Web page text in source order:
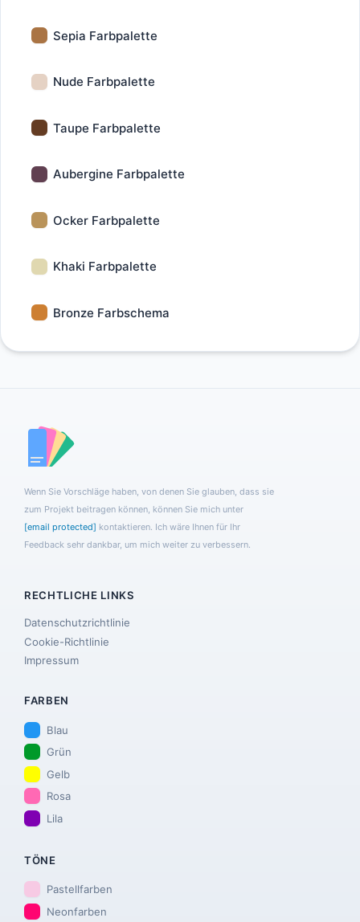
Sepia Farbpalette
Nude Farbpalette
Taupe Farbpalette
Aubergine Farbpalette
Ocker Farbpalette
Khaki Farbpalette
Bronze Farbschema
Wenn Sie Vorschläge haben, von denen Sie glauben, dass sie
zum Projekt beitragen können, können Sie mich unter
[email protected] kontaktieren. Ich wäre Ihnen für Ihr
Feedback sehr dankbar, um mich weiter zu verbessern.
RECHTLICHE LINKS
Datenschutzrichtlinie
Cookie-Richtlinie
Impressum
FARBEN
Blau
Grün
Gelb
Rosa
Lila
TÖNE
Pastellfarben
Neonfarben